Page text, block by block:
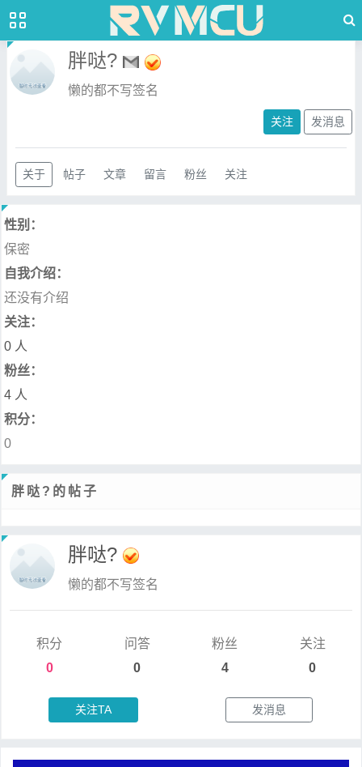
胖哒?
懒的都不写签名
关注 发消息
关于 帖子 文章 留言 粉丝 关注
性别：
保密
自我介绍：
还没有介绍
关注：
0 人
粉丝：
4 人
积分：
0
胖哒?的帖子
胖哒?
懒的都不写签名
积分
0
问答
0
粉丝
4
关注
0
关注TA 发消息